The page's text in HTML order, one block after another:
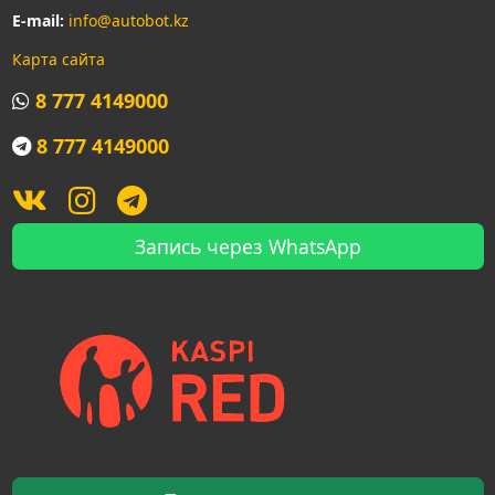
E-mail: info@autobot.kz
Карта сайта
8 777 4149000
8 777 4149000
Запись через WhatsApp